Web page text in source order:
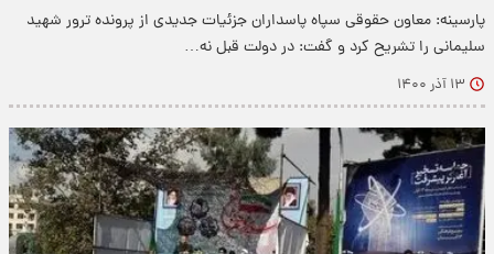
پارسینه: معاون حقوقی سپاه پاسداران جزئیات جدیدی از پرونده ترور شهید
سلیمانی را تشریح کرد و گفت: در دولت قبل نه…
۱۳ آذر ۱۴۰۰